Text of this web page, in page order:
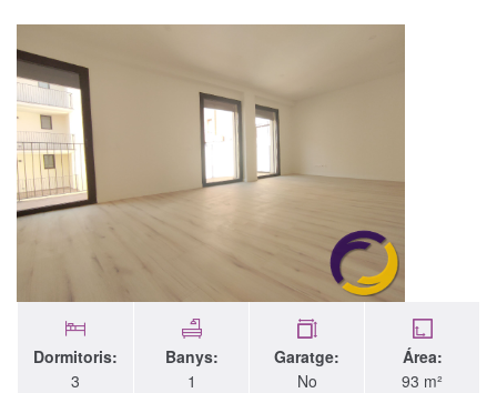
Dormitoris:
3
Banys:
1
Garatge:
No
Área:
93 m²